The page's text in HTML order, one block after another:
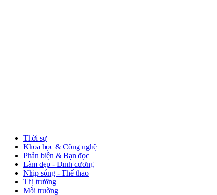
Thời sự
Khoa học & Công nghệ
Phản biện & Bạn đọc
Làm đẹp - Dinh dưỡng
Nhịp sống - Thể thao
Thị trường
Môi trường